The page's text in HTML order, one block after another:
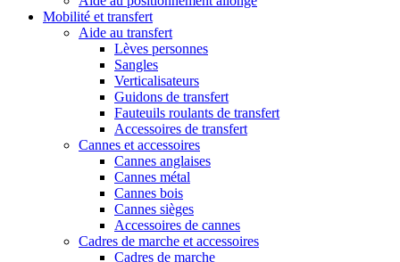
Mobilité et transfert
Aide au transfert
Lèves personnes
Sangles
Verticalisateurs
Guidons de transfert
Fauteuils roulants de transfert
Accessoires de transfert
Cannes et accessoires
Cannes anglaises
Cannes métal
Cannes bois
Cannes sièges
Accessoires de cannes
Cadres de marche et accessoires
Cadres de marche